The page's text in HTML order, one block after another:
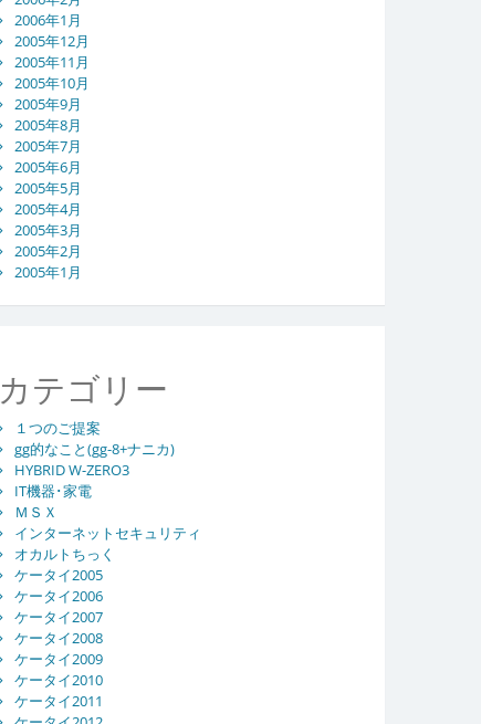
2006年1月
2005年12月
2005年11月
2005年10月
2005年9月
2005年8月
2005年7月
2005年6月
2005年5月
2005年4月
2005年3月
2005年2月
2005年1月
カテゴリー
１つのご提案
gg的なこと(gg-8+ナニカ)
HYBRID W-ZERO3
IT機器･家電
ＭＳＸ
インターネットセキュリティ
オカルトちっく
ケータイ2005
ケータイ2006
ケータイ2007
ケータイ2008
ケータイ2009
ケータイ2010
ケータイ2011